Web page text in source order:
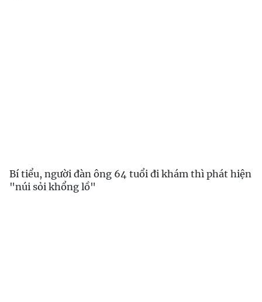
Bí tiểu, người đàn ông 64 tuổi đi khám thì phát hiện
"núi sỏi khổng lồ"